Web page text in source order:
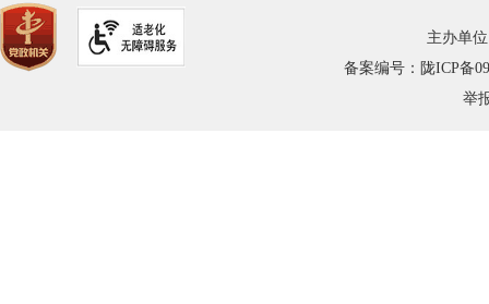
主办单
备案编号：陇ICP备
举